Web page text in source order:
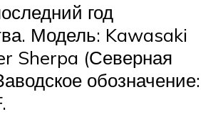
год
Модель: Kawasaki
Sherpa (Северная
обозначение: